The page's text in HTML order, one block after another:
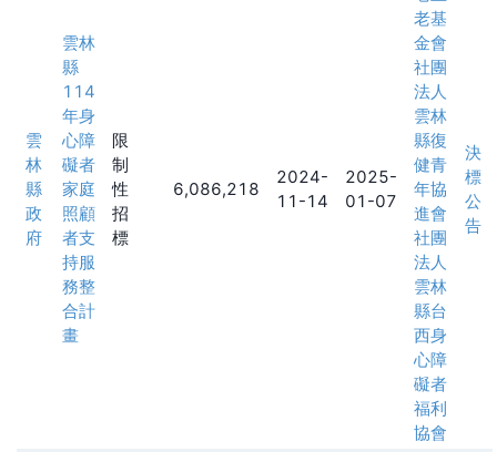
雲
林
縣
政
府
雲林
縣
114
年身
心障
礙者
家庭
照顧
者支
持服
務整
合計
畫
限
制
性
招
標
6,086,218
2024-
11-14
2025-
01-07
老基
金會
社團
法人
雲林
縣復
健青
年協
進會
社團
法人
雲林
縣台
西身
心障
礙者
福利
協會
決
標
公
告